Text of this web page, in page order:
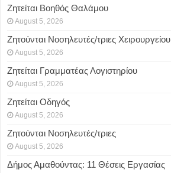
Ζητείται Βοηθός Θαλάμου
August 5, 2026
Ζητούνται Νοσηλευτές/τριες Χειρουργείου
August 5, 2026
Ζητείται Γραμματέας Λογιστηρίου
August 5, 2026
Ζητείται Οδηγός
August 5, 2026
Ζητούνται Νοσηλευτές/τριες
August 5, 2026
Δήμος Αμαθούντας: 11 Θέσεις Εργασίας